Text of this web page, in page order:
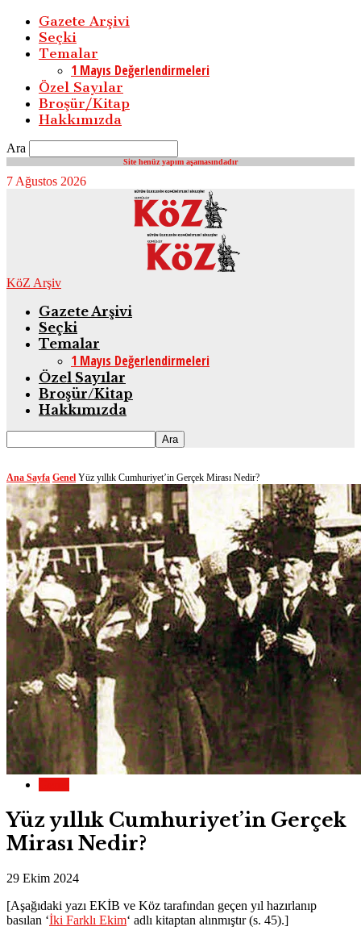
Gazete Arşivi
Seçki
Temalar
1 Mayıs Değerlendirmeleri
Özel Sayılar
Broşür/Kitap
Hakkımızda
Ara
Site henüz yapım aşamasındadır
7 Ağustos 2026
KöZ Arşiv
Gazete Arşivi
Seçki
Temalar
1 Mayıs Değerlendirmeleri
Özel Sayılar
Broşür/Kitap
Hakkımızda
Ana Sayfa Genel Yüz yıllık Cumhuriyet’in Gerçek Mirası Nedir?
Yüz yıllık Cumhuriyet’in Gerçek
Mirası Nedir?
29 Ekim 2024
[Aşağıdaki yazı EKİB ve Köz tarafından geçen yıl hazırlanıp
basılan ‘İki Farklı Ekim‘ adlı kitaptan alınmıştır (s. 45).]